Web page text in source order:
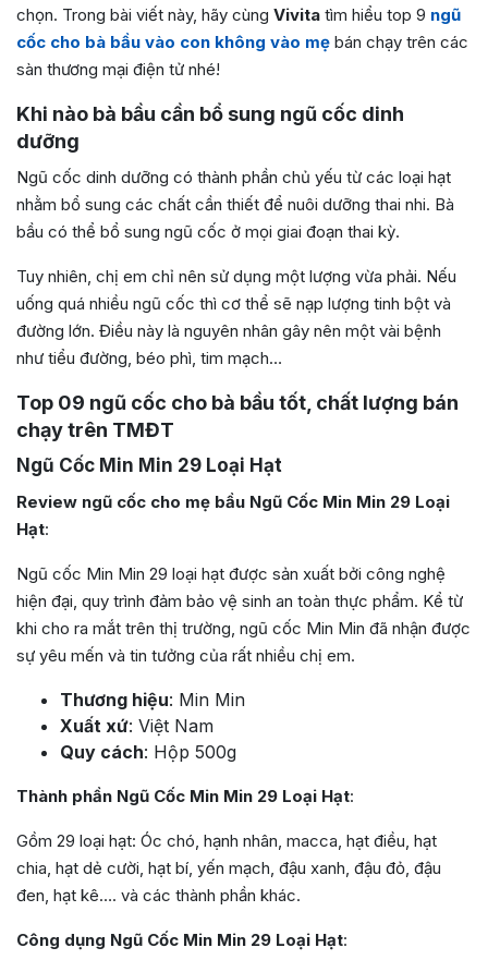
chọn. Trong bài viết này, hãy cùng Vivita tìm hiểu top 9 ngũ
cốc cho bà bầu vào con không vào mẹ bán chạy trên các
sàn thương mại điện tử nhé!
Khi nào bà bầu cần bổ sung ngũ cốc dinh
dưỡng
Ngũ cốc dinh dưỡng có thành phần chủ yếu từ các loại hạt
nhằm bổ sung các chất cần thiết để nuôi dưỡng thai nhi. Bà
bầu có thể bổ sung ngũ cốc ở mọi giai đoạn thai kỳ.
Tuy nhiên, chị em chỉ nên sử dụng một lượng vừa phải. Nếu
uống quá nhiều ngũ cốc thì cơ thể sẽ nạp lượng tinh bột và
đường lớn. Điều này là nguyên nhân gây nên một vài bệnh
như tiểu đường, béo phì, tim mạch…
Top 09 ngũ cốc cho bà bầu tốt, chất lượng bán
chạy trên TMĐT
Ngũ Cốc Min Min 29 Loại Hạt
Review ngũ cốc cho mẹ bầu Ngũ Cốc Min Min 29 Loại
Hạt:
Ngũ cốc Min Min 29 loại hạt được sản xuất bởi công nghệ
hiện đại, quy trình đảm bảo vệ sinh an toàn thực phẩm. Kể từ
khi cho ra mắt trên thị trường, ngũ cốc Min Min đã nhận được
sự yêu mến và tin tưởng của rất nhiều chị em.
Thương hiệu: Min Min
Xuất xứ: Việt Nam
Quy cách: Hộp 500g
Thành phần Ngũ Cốc Min Min 29 Loại Hạt:
Gồm 29 loại hạt: Óc chó, hạnh nhân, macca, hạt điều, hạt
chia, hạt dẻ cười, hạt bí, yến mạch, đậu xanh, đậu đỏ, đậu
đen, hạt kê…. và các thành phần khác.
Công dụng Ngũ Cốc Min Min 29 Loại Hạt: